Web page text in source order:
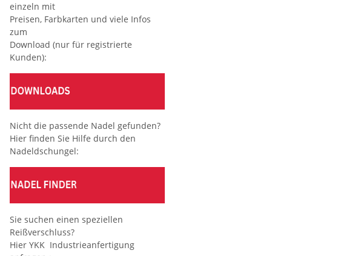
einzeln mit
Preisen, Farbkarten und viele Infos
zum
Download (nur für registrierte
Kunden):
Nicht die passende Nadel gefunden?
Hier finden Sie Hilfe durch den
Nadeldschungel:
Sie suchen einen speziellen
Reißverschluss?
Hier YKK Industrieanfertigung